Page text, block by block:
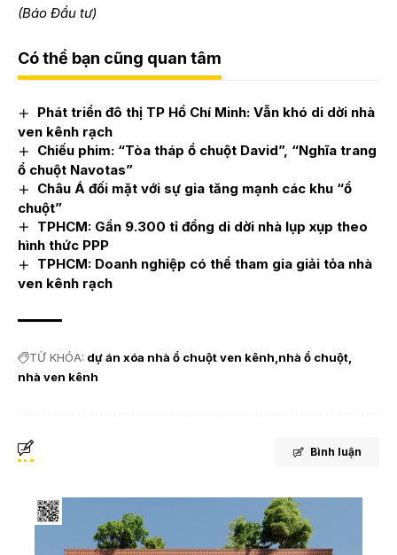
(Báo Đầu tư)
Có thể bạn cũng quan tâm
Phát triển đô thị TP Hồ Chí Minh: Vẫn khó di dời nhà
ven kênh rạch
Chiếu phim: “Tòa tháp ổ chuột David”, “Nghĩa trang
ổ chuột Navotas”
Châu Á đối mặt với sự gia tăng mạnh các khu “ổ
chuột”
TPHCM: Gần 9.300 tỉ đồng di dời nhà lụp xụp theo
hình thức PPP
TPHCM: Doanh nghiệp có thể tham gia giải tỏa nhà
ven kênh rạch
TỪ KHÓA: dự án xóa nhà ổ chuột ven kênh nhà ổ chuột
nhà ven kênh
Bình luận